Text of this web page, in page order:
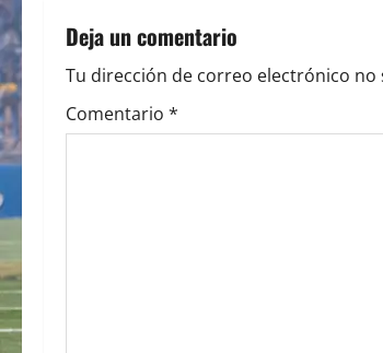
n
a
v
Deja un comentario
Tu dirección de correo electrónico no
Comentario *